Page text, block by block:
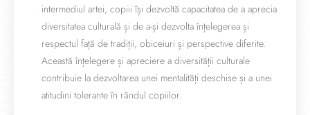
intermediul artei, copiii își dezvoltă capacitatea de a aprecia
diversitatea culturală și de a-și dezvolta înțelegerea și
respectul față de tradiții, obiceiuri și perspective diferite.
Această înțelegere și apreciere a diversității culturale
contribuie la dezvoltarea unei mentalități deschise și a unei
atitudini tolerante în rândul copiilor.